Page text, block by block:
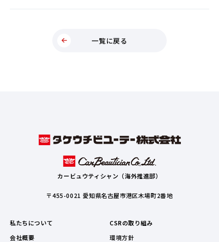
一覧に戻る
カービュウティシャン（海外推進部）
〒455-0021 愛知県名古屋市港区木場町2番地
私たちについて
会社概要
CSRの取り組み
環境方針